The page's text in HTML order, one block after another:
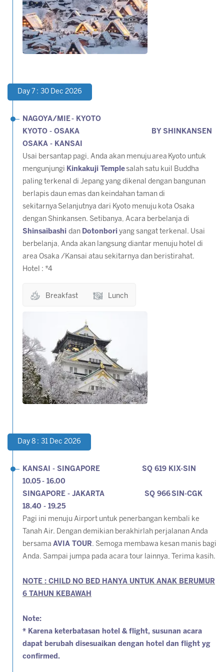
Day 7 : 30 Dec 2026
NAGOYA/MIE - KYOTO
KYOTO - OSAKA BY SHINKANSEN
OSAKA - KANSAI
Usai bersantap pagi, Anda akan menujuarea Kyoto untuk
mengunjungi Kinkakuji Templesalah satu kuil Buddha
paling terkenal di Jepang yang dikenal dengan bangunan
berlapis daun emas dan keindahan taman di
sekitarnya Selanjutnya dari Kyoto menuju kota Osaka
dengan Shinkansen. Setibanya, Acara berbelanja di
Shinsaibashi dan Dotonbori yang sangat terkenal. Usai
berbelanja, Anda akan langsung diantar menuju hotel di
area Osaka /Kansai atau sekitarnya dan beristirahat.
Hotel : *4
Breakfast Lunch
Day 8 : 31 Dec 2026
KANSAI - SINGAPORE SQ 619 KIX-SIN
10.05 - 16.00
SINGAPORE - JAKARTA SQ 966 SIN-CGK
18.40 - 19.25
Pagi ini menuju Airport untuk penerbangan kembali ke
Tanah Air. Dengan demikian berakhirlah perjalanan Anda
bersama AVIA TOUR. Semoga membawa kesan manis bagi
Anda. Sampai jumpa pada acara tour lainnya, Terima kasih.
NOTE : CHILD NO BED HANYA UNTUK ANAK BERUMUR
6 TAHUN KEBAWAH
Note:
* Karena keterbatasan hotel & flight, susunan acara
dapat berubah disesuaikan dengan hotel dan flight yg
confirmed.